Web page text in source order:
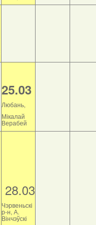
25.03
Любань,
Мікалай
Верабей
28.03
Чэрвеньскі
р-н, А.
Вінчэўскі